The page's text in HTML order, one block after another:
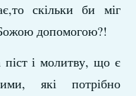
скільки би міг
допомогою?!
піст і молитву, що є
які потрібно